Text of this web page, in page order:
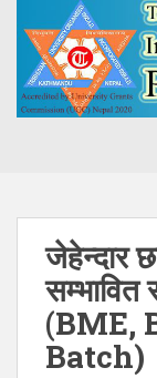
जेहेन्दार
सम्भावित
(BME,
Batch)